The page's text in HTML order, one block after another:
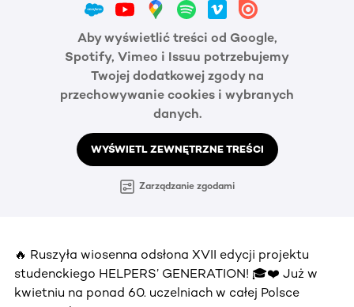
Aby wyświetlić treści od Google,
Spotify, Vimeo i Issuu potrzebujemy
Twojej dodatkowej zgody na
przechowywanie cookies i wybranych
danych.
WYŚWIETL ZEWNĘTRZNE TREŚCI
Zarządzanie zgodami
🔥 Ruszyła wiosenna odsłona XVII edycji projektu
studenckiego HELPERS’ GENERATION! 🎓❤️ Już w
kwietniu na ponad 60. uczelniach w całej Polsce